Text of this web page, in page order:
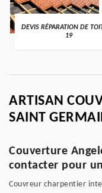
DEVIS RÉPARATION DE
19
ARTISAN
SAINT
Couverture
contacter pour
Couvreur charpentier